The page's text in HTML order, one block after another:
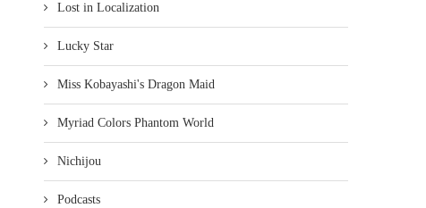
Lost in Localization
Lucky Star
Miss Kobayashi's Dragon Maid
Myriad Colors Phantom World
Nichijou
Podcasts